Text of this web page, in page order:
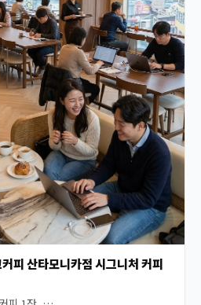
피 산타모니카점 시그니처 커피